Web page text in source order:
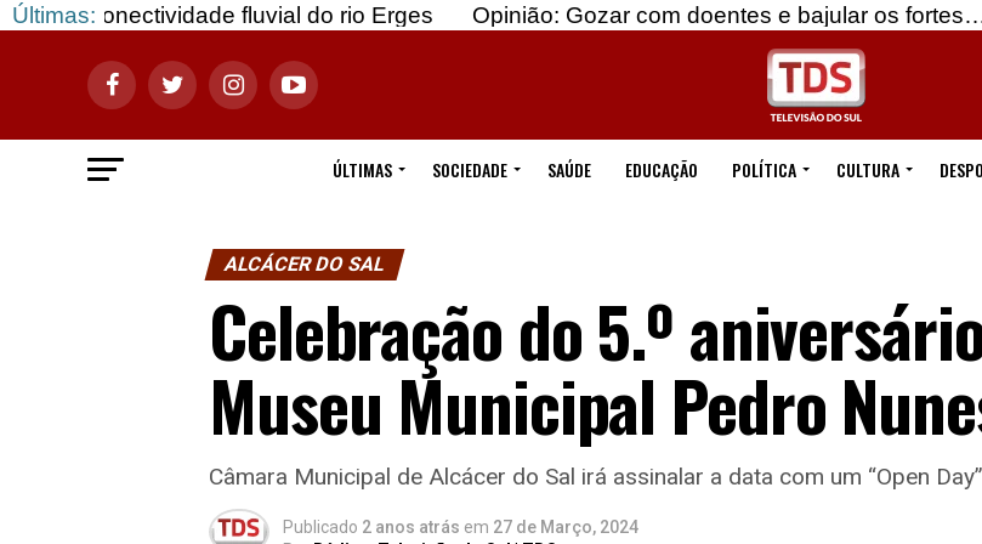
Últimas: fluvial do rio Erges Opinião: Gozar com doentes e bajular os fortes… Beja:
ÚLTIMAS
SOCIEDADE SAÚDE EDUCAÇÃO POLÍTICA CULTURA
ALCÁCER DO SAL
Celebração do 5.º
Museu Municipal Pedro
Câmara Municipal de Alcácer do Sal irá assinalar a data com um “Open
Publicado 2 anos atrás em 27 de Março, 2024